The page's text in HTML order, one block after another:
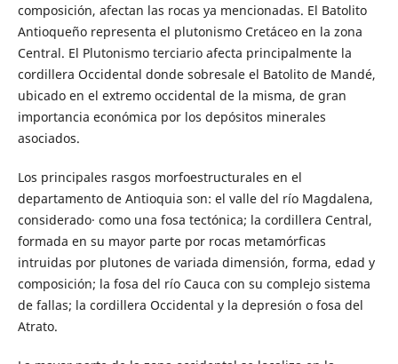
composición, afectan las rocas ya mencionadas. El Batolito
Antioqueño representa el plutonismo Cretáceo en la zona
Central. El Plutonismo terciario afecta principalmente la
cordillera Occidental donde sobresale el Batolito de Mandé,
ubicado en el extremo occidental de la misma, de gran
importancia económica por los depósitos minerales
asociados.
Los principales rasgos morfoestructurales en el
departamento de Antioquia son: el valle del río Magdalena,
considerado· como una fosa tectónica; la cordillera Central,
formada en su mayor parte por rocas metamórficas
intruidas por plutones de variada dimensión, forma, edad y
composición; la fosa del río Cauca con su complejo sistema
de fallas; la cordillera Occidental y la depresión o fosa del
Atrato.